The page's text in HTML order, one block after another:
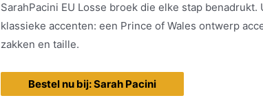
SarahPacini EU Losse broek die elke stap benadrukt.
klassieke accenten: een Prince of Wales ontwerp
zakken en taille.
Bestel nu bij: Sarah Pacini